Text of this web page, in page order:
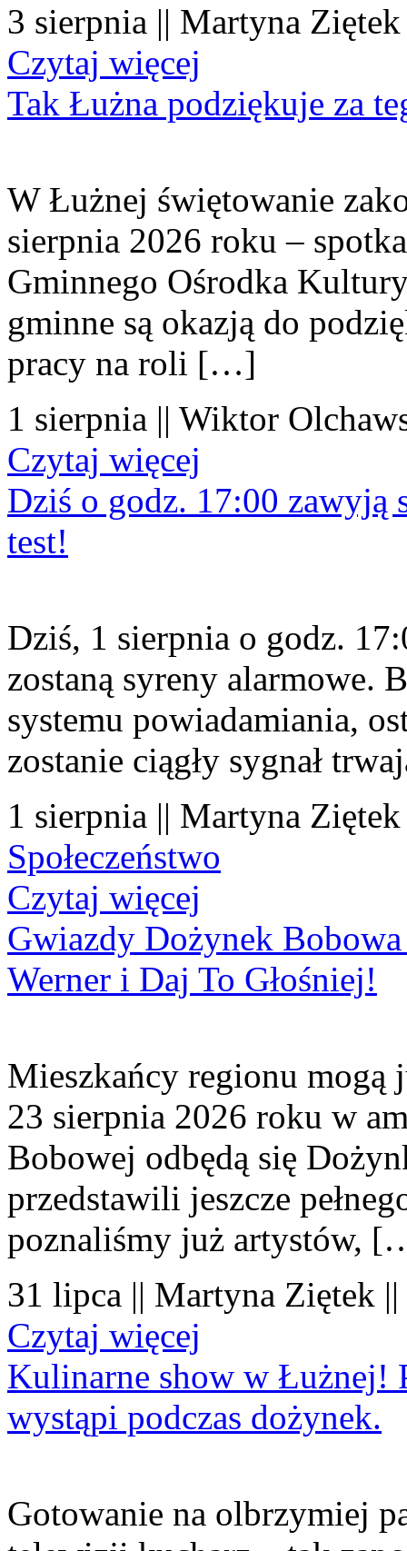
3 sierpnia || Martyna
Czytaj więcej
Tak Łużna podziękuje za
W Łużnej świętowanie
sierpnia 2026 roku –
Gminnego Ośrodka
gminne są okazją do
pracy na roli […]
1 sierpnia || Wiktor
Czytaj więcej
Dziś o godz. 17:00 zawyją
test!
Dziś, 1 sierpnia o godz.
zostaną syreny alarmowe.
systemu powiadamiania,
zostanie ciągły sygnał
1 sierpnia || Martyna
Społeczeństwo
Czytaj więcej
Gwiazdy Dożynek Bobowa
Werner i Daj To Głośniej!
Mieszkańcy regionu mogą
23 sierpnia 2026 roku w
Bobowej odbędą się
przedstawili jeszcze
poznaliśmy już artystów,
31 lipca || Martyna Ziętek
Czytaj więcej
Kulinarne show w Łużnej!
wystąpi podczas dożynek.
Gotowanie na olbrzymiej